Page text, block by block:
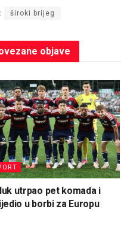
široki brijeg
objave
utrpao pet komada i
u borbi za Europu